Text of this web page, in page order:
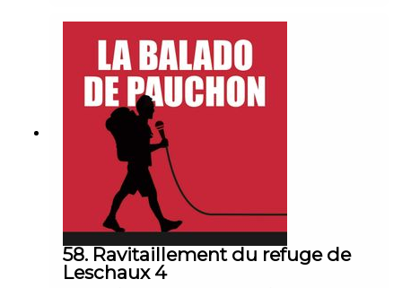
ravitaillé le refuge du Couvercle quand il était
jeune. Bonne balado !
58. Ravitaillement du refuge de
Leschaux 4